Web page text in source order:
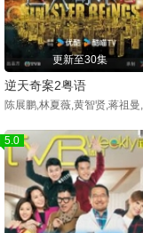
更新至30集
逆天奇案2粤语
5.0